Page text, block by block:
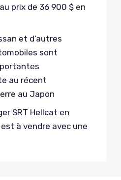
prix de 36 900 $ en
et d’autres
sont
au récent
au Japon
SRT Hellcat en
à vendre avec une